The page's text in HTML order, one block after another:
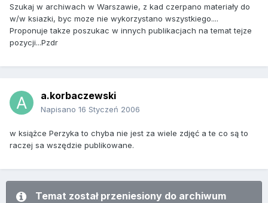
Szukaj w archiwach w Warszawie, z kad czerpano materiały do
w/w ksiazki, byc moze nie wykorzystano wszystkiego....
Proponuje takze poszukac w innych publikacjach na temat tejze
pozycji...Pzdr
a.korbaczewski
Napisano 16 Styczeń 2006
w książce Perzyka to chyba nie jest za wiele zdjęć a te co są to
raczej sa wszędzie publikowane.
Temat został przeniesiony do archiwum